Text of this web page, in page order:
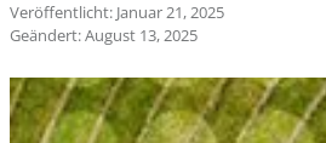
Veröffentlicht: Januar 21, 2025
Geändert: August 13, 2025